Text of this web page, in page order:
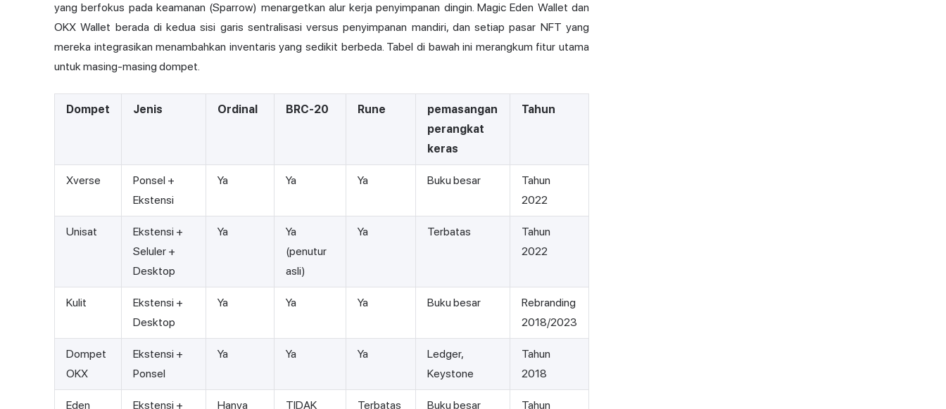
yang berfokus pada keamanan (Sparrow) menargetkan alur kerja penyimpanan dingin.Magic Eden Wallet dan
OKX Wallet berada di kedua sisi garis sentralisasi versus penyimpanan mandiri, dan setiap pasar NFT yang
mereka integrasikan menambahkan inventaris yang sedikit berbeda. Tabel di bawah ini merangkum fitur utama
untuk masing-masing dompet.
Dompet Jenis Ordinal BRC-20 Rune
pemasangan
perangkat
keras
Tahun
Xverse
Ponsel +
Ekstensi
Ya Ya Ya Buku besar
Tahun
2022
Unisat
Ekstensi +
Seluler +
Desktop
Ya
Ya
(penutur
asli)
Ya Terbatas
Tahun
2022
Kulit
Ekstensi +
Desktop
Ya Ya Ya Buku besar
Rebranding
2018/2023
Dompet
OKX
Ekstensi +
Ponsel
Ya Ya Ya
Ledger,
Keystone
Tahun
2018
Eden
Ekstensi +
Hanya
TIDAK Terbatas Buku besar
Tahun